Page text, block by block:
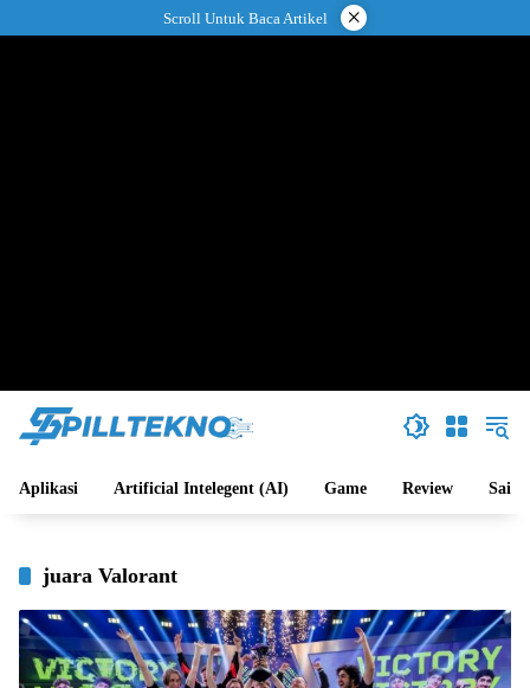
ke
Scroll Untuk Baca Artikel ×
Aplikasi Artificial Intelegent (AI) Game Review Sains
juara Valorant